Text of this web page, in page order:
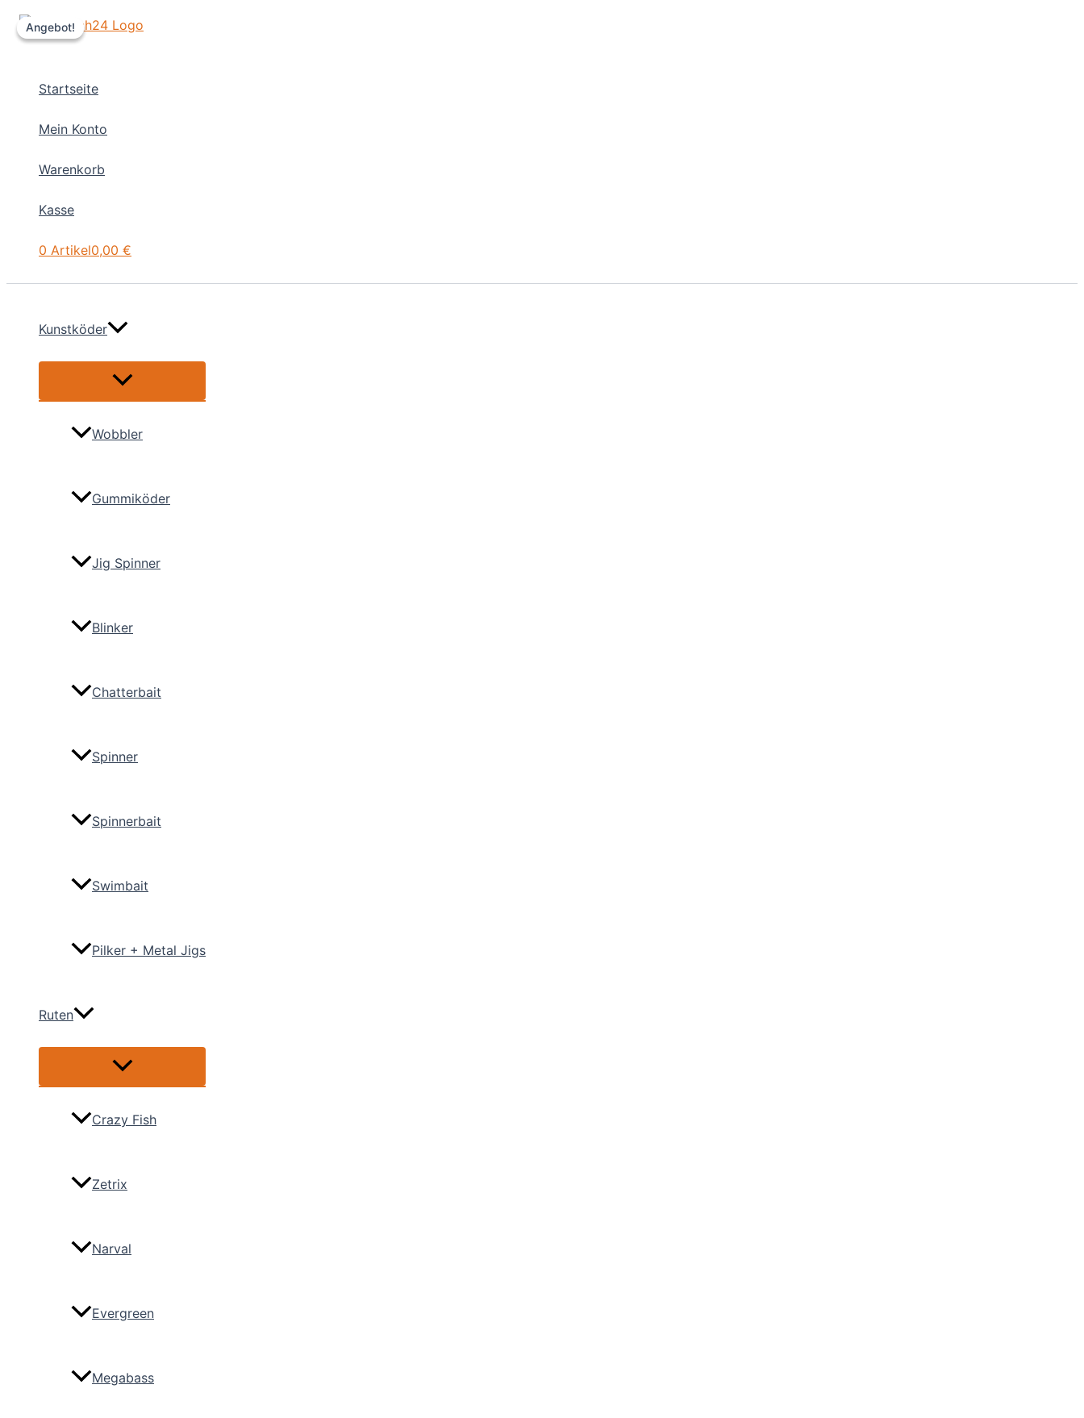
Zum
Inhalt
Startseite
Mein Konto
Warenkorb
Kasse
0 Artikel0,00 €
Kunstköder
Menü
Wobbler
Gummiköder
Jig Spinner
Blinker
Chatterbait
Spinner
Spinnerbait
Swimbait
Pilker + Metal Jigs
Ruten
Menü
Crazy Fish
Zetrix
Narval
Evergreen
Megabass
Angebot!
Angebot!